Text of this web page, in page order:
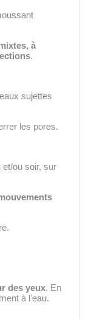
à
.
sujettes
les pores.
et/ou soir, sur
des yeux. En
à l'eau.